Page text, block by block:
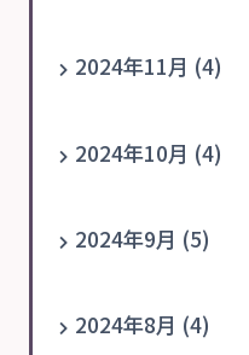
2024年11月 (4)
2024年10月 (4)
2024年9月 (5)
2024年8月 (4)